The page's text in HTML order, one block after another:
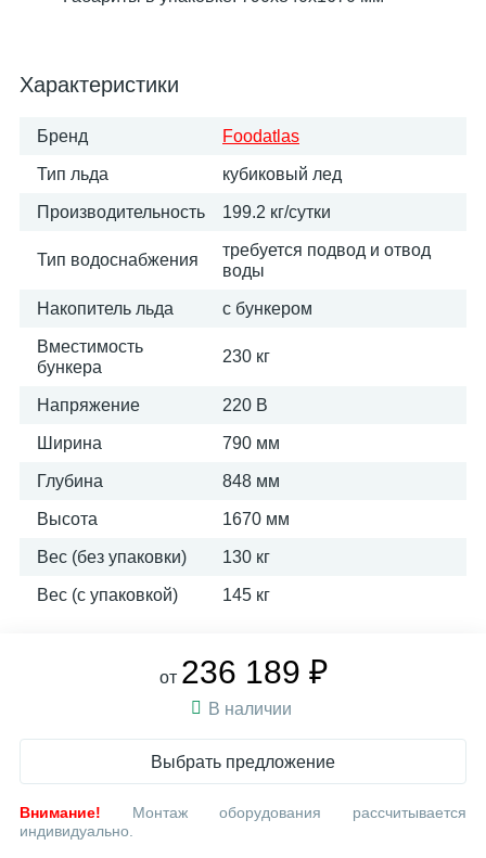
Характеристики
Бренд Foodatlas
Тип льда кубиковый лед
Производительность 199.2 кг/сутки
Тип водоснабжения
требуется подвод и отвод
воды
Накопитель льда с бункером
Вместимость
бункера
230 кг
Напряжение 220 В
Ширина 790 мм
Глубина 848 мм
Высота 1670 мм
Вес (без упаковки) 130 кг
Вес (с упаковкой) 145 кг
от 236 189 ₽
В наличии
Выбрать предложение
Внимание! Монтаж оборудования рассчитывается
индивидуально.